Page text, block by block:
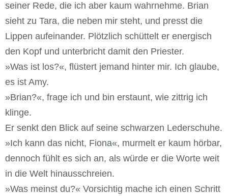
seiner Rede, die ich aber kaum wahrnehme. Brian
sieht zu Tara, die neben mir steht, und presst die
Lippen aufeinander. Plötzlich schüttelt er energisch
den Kopf und unterbricht damit den Priester.
»Was ist los?«, flüstert jemand hinter mir. Ich glaube,
es ist Amy.
»Brian?«, frage ich und bin erstaunt, wie zittrig ich
klinge.
Er senkt den Blick auf seine schwarzen Lederschuhe.
»Ich kann das nicht, Fiona«, murmelt er kaum hörbar,
dennoch fühlt es sich an, als würde er die Worte weit
in die Welt hinausschreien.
»Was meinst du?« Vorsichtig mache ich einen Schritt